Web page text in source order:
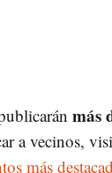
más
a vecinos,
más